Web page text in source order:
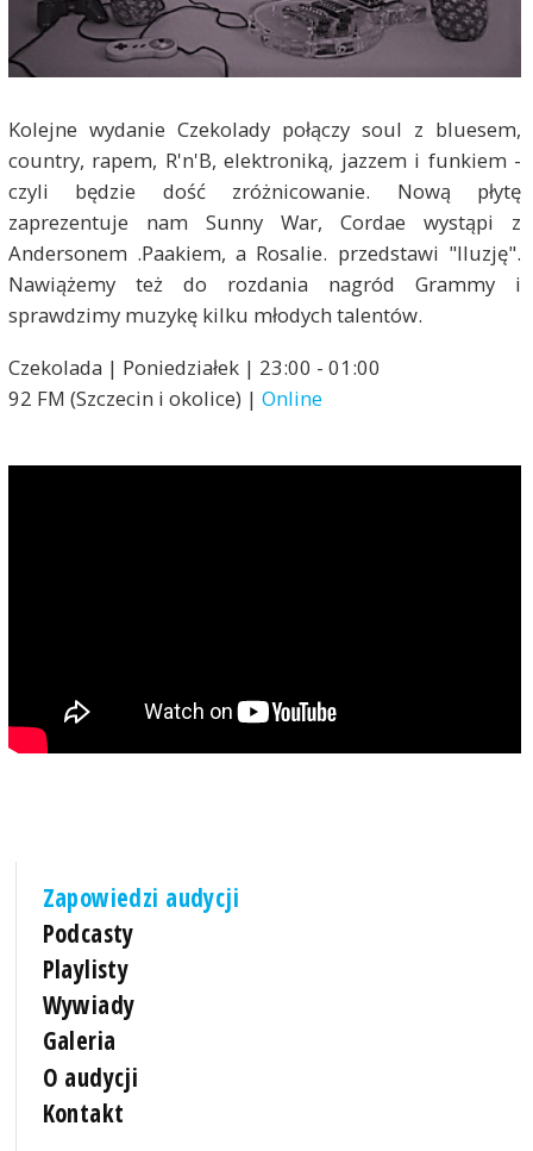
Kolejne wydanie Czekolady połączy soul z bluesem,
country, rapem, R'n'B, elektroniką, jazzem i funkiem -
czyli będzie dość zróżnicowanie. Nową płytę
zaprezentuje nam Sunny War, Cordae wystąpi z
Andersonem .Paakiem, a Rosalie. przedstawi "Iluzję".
Nawiążemy też do rozdania nagród Grammy i
sprawdzimy muzykę kilku młodych talentów.
Czekolada | Poniedziałek | 23:00 - 01:00
92 FM (Szczecin i okolice) | Online
Zapowiedzi audycji
Podcasty
Playlisty
Wywiady
Galeria
O audycji
Kontakt